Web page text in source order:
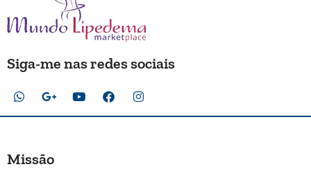
Siga-me nas redes sociais
Missão